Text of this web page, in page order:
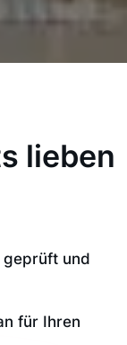
lieben
geprüft und
für Ihren